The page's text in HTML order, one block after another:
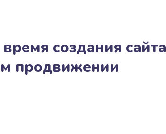
создания сайта
продвижении